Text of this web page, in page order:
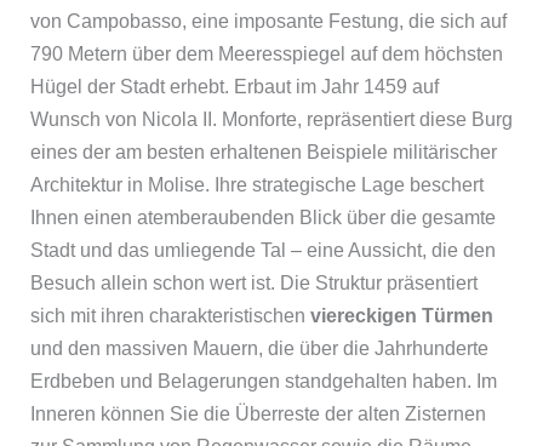
von Campobasso, eine imposante Festung, die sich auf
790 Metern über dem Meeresspiegel auf dem höchsten
Hügel der Stadt erhebt. Erbaut im Jahr 1459 auf
Wunsch von Nicola II. Monforte, repräsentiert diese Burg
eines der am besten erhaltenen Beispiele militärischer
Architektur in Molise. Ihre strategische Lage beschert
Ihnen einen atemberaubenden Blick über die gesamte
Stadt und das umliegende Tal – eine Aussicht, die den
Besuch allein schon wert ist. Die Struktur präsentiert
sich mit ihren charakteristischen viereckigen Türmen
und den massiven Mauern, die über die Jahrhunderte
Erdbeben und Belagerungen standgehalten haben. Im
Inneren können Sie die Überreste der alten Zisternen